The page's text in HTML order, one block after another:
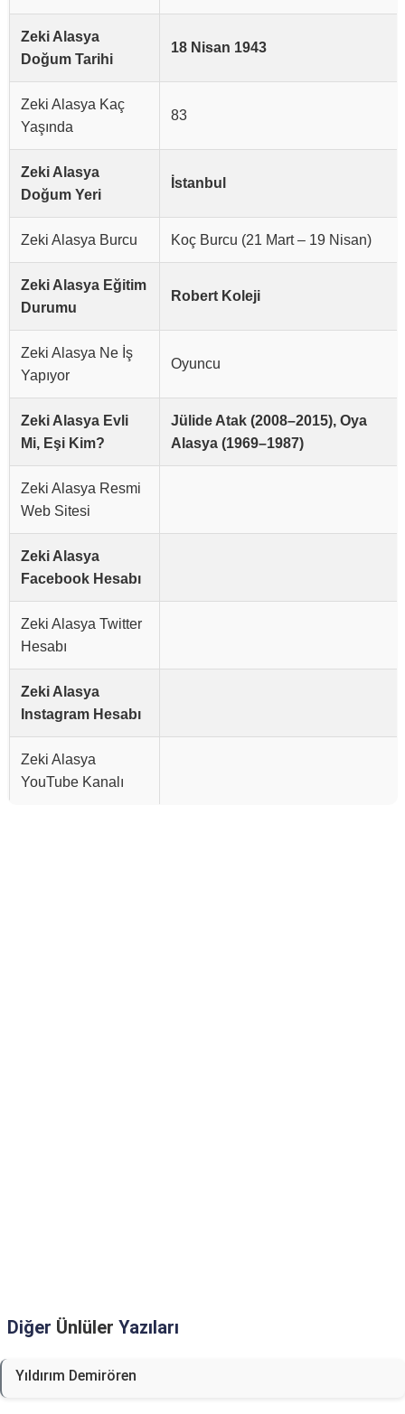
Zeki Alasya
Doğum Tarihi
18 Nisan 1943
Zeki Alasya Kaç
Yaşında
83
Zeki Alasya
Doğum Yeri
İstanbul
Zeki Alasya Burcu Koç Burcu (21 Mart – 19 Nisan)
Zeki Alasya Eğitim
Durumu
Robert Koleji
Zeki Alasya Ne İş
Yapıyor
Oyuncu
Zeki Alasya Evli
Mi, Eşi Kim?
Jülide Atak (2008–2015), Oya
Alasya (1969–1987)
Zeki Alasya Resmi
Web Sitesi
Zeki Alasya
Facebook Hesabı
Zeki Alasya Twitter
Hesabı
Zeki Alasya
Instagram Hesabı
Zeki Alasya
YouTube Kanalı
Diğer Ünlüler Yazıları
Yıldırım Demirören